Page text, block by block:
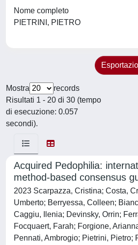
Nome completo
PIETRINI, PIETRO
Mostra
records
Risultati 1 - 20 di 30 (tempo
di esecuzione: 0.057
secondi).
Acquired Pedophilia:
method-based consensus
2023 Scarpazza, Cristina; Costa,
Umberto; Berryessa, Colleen;
Caggiu, Ilenia; Devinsky, Orrin;
Focquaert, Farah; Forgione,
Pennati, Ambrogio; Pietrini, Pietro;